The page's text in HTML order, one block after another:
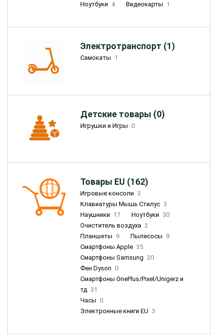
Ноутбуки 4 Видеокарты 1
Электротранспорт (1)
Самокаты 1
Детские товары (0)
Игрушки и Игры 0
Товары EU (162)
Игровые консоли 3
Клавиатуры Мышь Стилус 3
Наушники 17 Ноутбуки 30
Очиститель воздуха 2
Планшеты 9 Пылесосы 9
Смартфоны Apple 35
Смартфоны Samsung 20
Фен Dyson 0
Смартфоны OnePlus/Pixel/Unigerz и
тд 31
Часы 0
Электронные книги EU 3